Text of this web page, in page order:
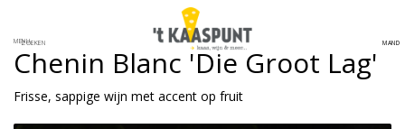
MENUZOEKEN MAND
Chenin Blanc 'Die Groot Lag'
Frisse, sappige wijn met accent op fruit